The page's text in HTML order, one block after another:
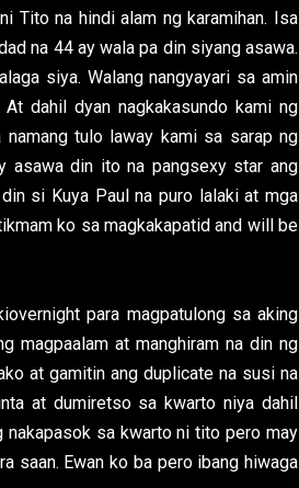
Tito na hindi alam ng karamihan. Isa
na 44 ay wala pa din siyang asawa.
siya. Walang nangyayari sa amin
dahil dyan nagkakasundo kami ng
tulo laway kami sa sarap ng
asawa din ito na pangsexy star ang
si Kuya Paul na puro lalaki at mga
ko sa magkakapatid and will be
para magpatulong sa aking
magpaalam at manghiram na din ng
at gamitin ang duplicate na susi na
at dumiretso sa kwarto niya dahil
nakapasok sa kwarto ni tito pero may
saan. Ewan ko ba pero ibang hiwaga